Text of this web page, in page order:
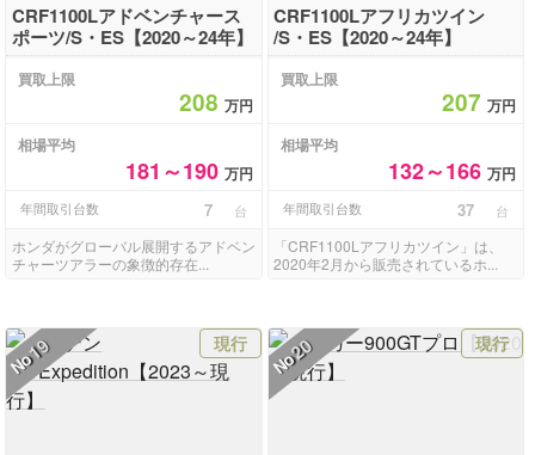
CRF1100Lアドベンチャース
ポーツ/S・ES【2020～24年】
買取上限
208万円
相場平均
181～190万円
年間取引台数 7 台
ホンダがグローバル展開するアドベン
チャーツアラーの象徴的存在...
CRF1100Lアフリカツイン
/S・ES【2020～24年】
買取上限
207 万円
相場平均
132～166 万円
年間取引台数 37 台
「CRF1100Lアフリカツイン」は、
2020年2月から販売されているホ...
No
19 現行
No
20 現行